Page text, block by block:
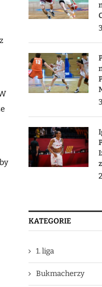
KATEGORIE
1. liga
Bukmacherzy